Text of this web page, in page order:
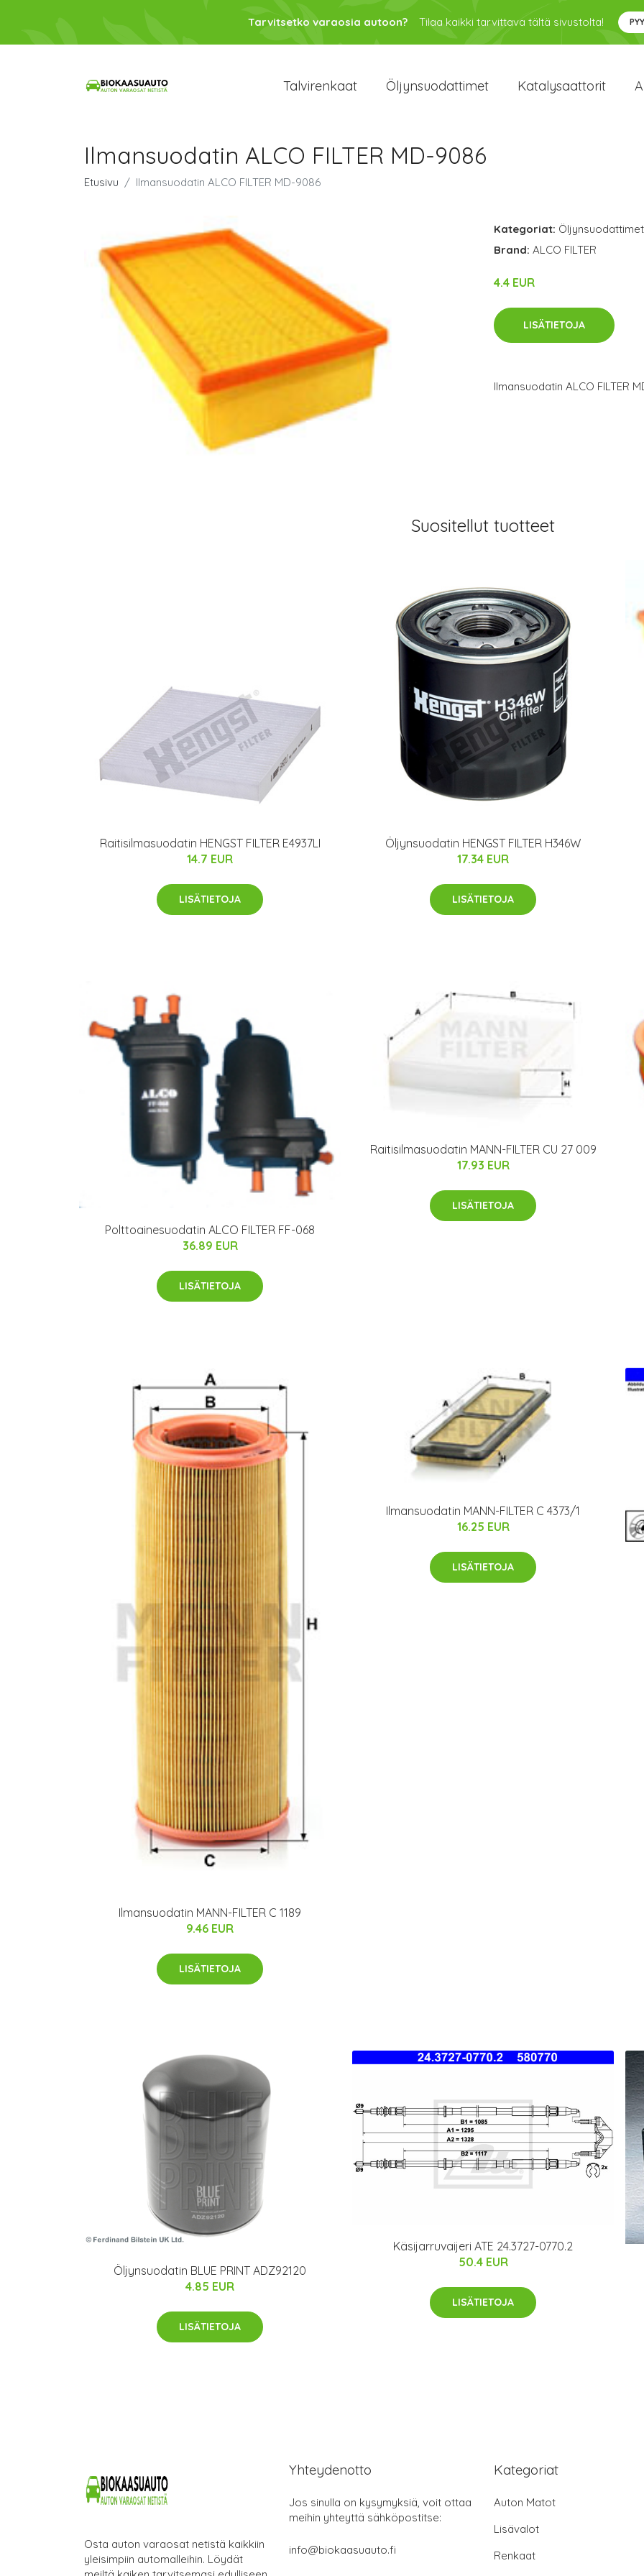
Tarvitsetko varaosia autoon? Tilaa kaikki tarvittava tältä sivustolta!
Talvirenkaat Öljynsuodattimet Katalysaattorit
Ilmansuodatin ALCO FILTER MD-9086
Etusivu Ilmansuodatin ALCO FILTER MD-9086
Kategoriat: Öljynsuodattimet
Brand: ALCO FILTER
4.4 EUR
LISÄTIETOJA
Ilmansuodatin ALCO FILTER
Suositellut tuotteet
Raitisilmasuodatin HENGST FILTER E4937LI
14.7 EUR
LISÄTIETOJA
Öljynsuodatin HENGST FILTER H346W
17.34 EUR
LISÄTIETOJA
Polttoainesuodatin ALCO FILTER FF-068
36.89 EUR
LISÄTIETOJA
Raitisilmasuodatin MANN-FILTER CU 27 009
17.93 EUR
LISÄTIETOJA
Ilmansuodatin MANN-FILTER C 1189
9.46 EUR
LISÄTIETOJA
Ilmansuodatin MANN-FILTER C 4373/1
16.25 EUR
LISÄTIETOJA
Öljynsuodatin BLUE PRINT ADZ92120
4.85 EUR
LISÄTIETOJA
Käsijarruvaijeri ATE 24.3727-0770.2
50.4 EUR
LISÄTIETOJA
Osta auton varaosat netistä kaikkiin
yleisimpiin automalleihin. Löydät
Yhteydenotto
Jos sinulla on kysymyksiä, voit ottaa
meihin yhteyttä sähköpostitse:
info@biokaasuauto.fi
Kategoriat
Auton Matot
Lisävalot
Renkaat